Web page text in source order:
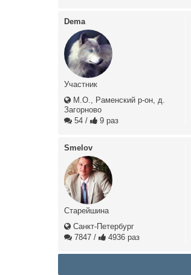
Dema
Участник
М.О., Раменский р-он, д.
Загорново
54 / 9 раз
Smelov
Старейшина
Санкт-Петербург
7847 / 4936 раз